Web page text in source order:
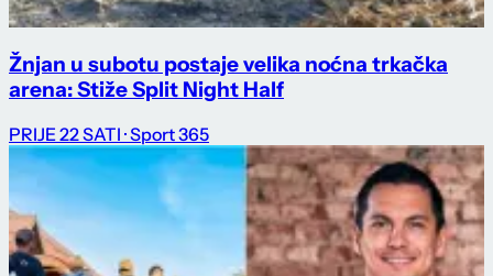
Žnjan u subotu postaje velika noćna trkačka
arena: Stiže Split Night Half
PRIJE 22 SATI · Sport 365